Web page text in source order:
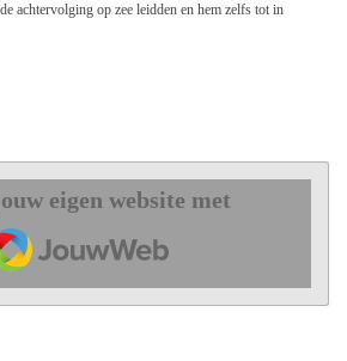
achtervolging op zee leidden en hem zelfs tot in
eigen website met